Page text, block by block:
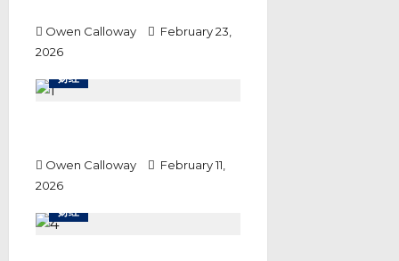
Owen Calloway
February 23,
2026
财经
Owen Calloway
February 11,
2026
财经